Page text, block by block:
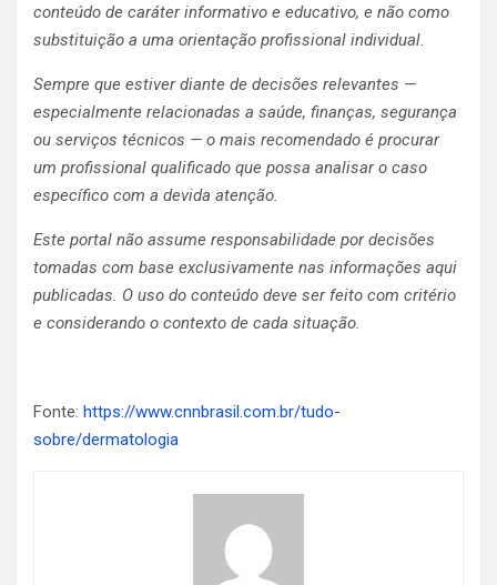
conteúdo de caráter informativo e educativo, e não como
substituição a uma orientação profissional individual.
Sempre que estiver diante de decisões relevantes —
especialmente relacionadas a saúde, finanças, segurança
ou serviços técnicos — o mais recomendado é procurar
um profissional qualificado que possa analisar o caso
específico com a devida atenção.
Este portal não assume responsabilidade por decisões
tomadas com base exclusivamente nas informações aqui
publicadas. O uso do conteúdo deve ser feito com critério
e considerando o contexto de cada situação.
Fonte: https://www.cnnbrasil.com.br/tudo-
sobre/dermatologia